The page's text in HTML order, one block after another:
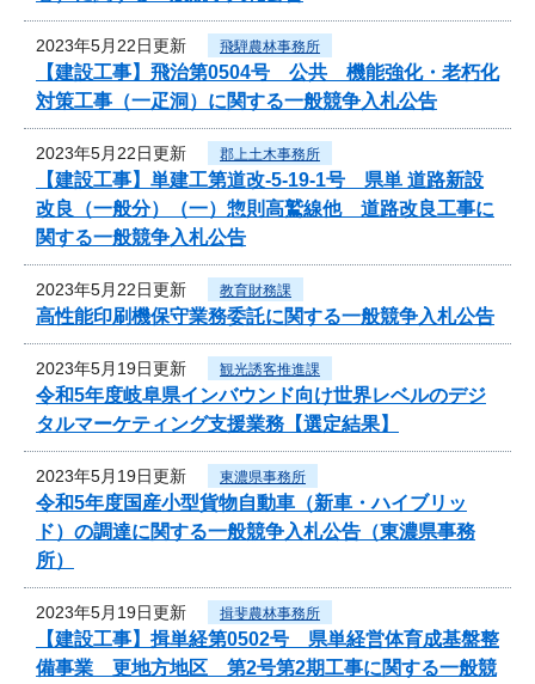
2023年5月22日更新 飛騨農林事務所
【建設工事】飛治第0504号 公共 機能強化・老朽化
対策工事（一疋洞）に関する一般競争入札公告
2023年5月22日更新 郡上土木事務所
【建設工事】単建工第道改-5-19-1号 県単 道路新設
改良（一般分）（一）惣則高鷲線他 道路改良工事に
関する一般競争入札公告
2023年5月22日更新 教育財務課
高性能印刷機保守業務委託に関する一般競争入札公告
2023年5月19日更新 観光誘客推進課
令和5年度岐阜県インバウンド向け世界レベルのデジ
タルマーケティング支援業務【選定結果】
2023年5月19日更新 東濃県事務所
令和5年度国産小型貨物自動車（新車・ハイブリッ
ド）の調達に関する一般競争入札公告（東濃県事務
所）
2023年5月19日更新 揖斐農林事務所
【建設工事】揖単経第0502号 県単経営体育成基盤整
備事業 更地方地区 第2号第2期工事に関する一般競